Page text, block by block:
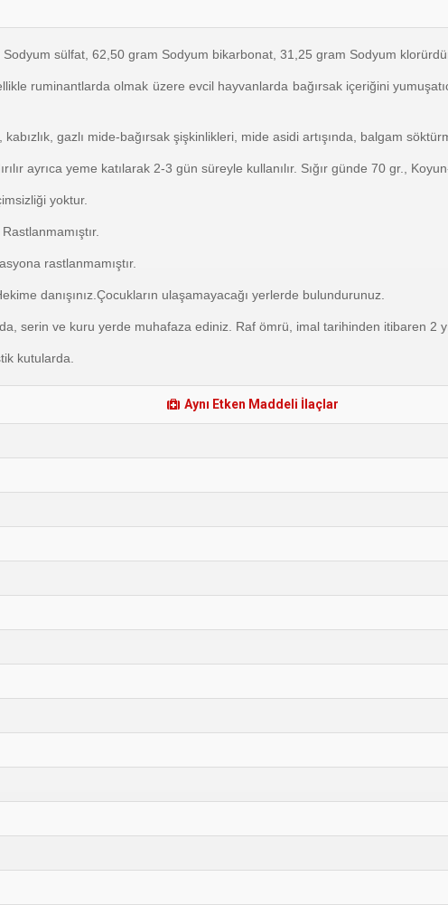
sülfat, 62,50 gram Sodyum bikarbonat, 31,25 gram Sodyum
ruminantlarda olmak üzere evcil hayvanlarda bağırsak içeriğini
kabızlık, gazlı mide-bağırsak şişkinlikleri, mide asidi artışında, balgam
ayrıca yeme katılarak 2-3 gün süreyle kullanılır. Sığır günde 70 gr.,
yoktur.
Rastlanmamıştır.
rastlanmamıştır.
danışınız.Çocukların ulaşamayacağı yerlerde bulundurunuz.
serin ve kuru yerde muhafaza ediniz. Raf ömrü, imal tarihinden itibaren 2
kutularda.
Aynı Etken Maddeli İlaçlar